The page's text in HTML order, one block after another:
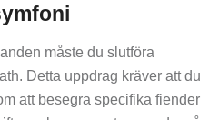
måste du slutföra
Detta uppdrag kräver att du
att besegra specifika fiender